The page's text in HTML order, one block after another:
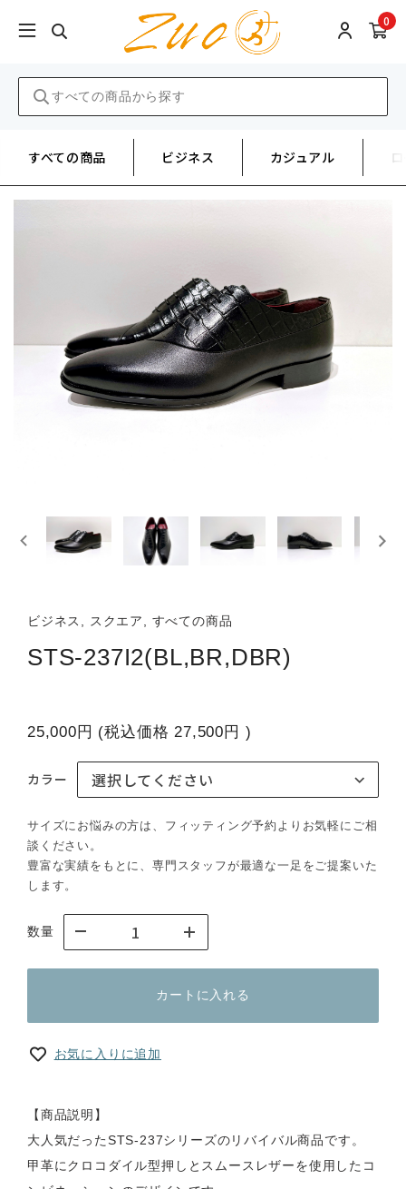
0
すべての商品 ビジネス カジュアル
ビジネス, スクエア, すべての商品
STS-237I2(BL,BR,DBR)
25,000円 (税込価格27,500円 )
カラー
サイズにお悩みの方は、フィッティング予約よりお気軽にご相
談ください。
豊富な実績をもとに、専門スタッフが最適な一足をご提案いた
します。
数量
カートに入れる
お気に入りに追加
【商品説明】
大人気だったSTS-237シリーズのリバイバル商品です。
甲革にクロコダイル型押しとスムースレザーを使用したコ